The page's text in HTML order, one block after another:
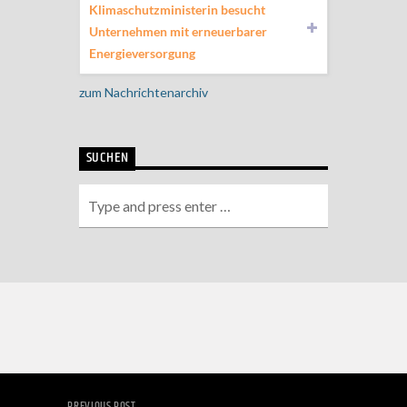
Klimaschutzministerin besucht
Unternehmen mit erneuerbarer
Energieversorgung
zum Nachrichtenarchiv
SUCHEN